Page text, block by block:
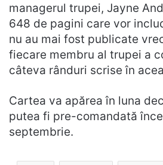
managerul trupei, Jayne
648 de pagini care vor
nu au mai fost publicate
fiecare membru al trupei a
câteva rânduri scrise în
Cartea va apărea în luna
putea fi pre-comandată
septembrie.